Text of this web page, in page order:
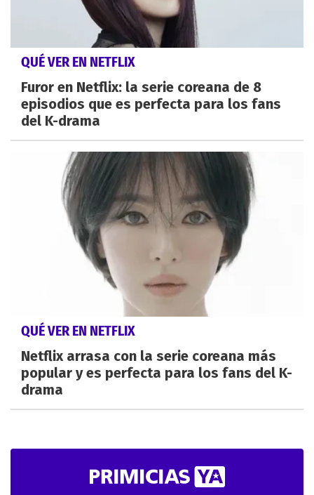
QUÉ VER EN NETFLIX
Furor en Netflix: la serie coreana de 8
episodios que es perfecta para los fans
del K-drama
QUÉ VER EN NETFLIX
Netflix arrasa con la serie coreana más
popular y es perfecta para los fans del K-
drama